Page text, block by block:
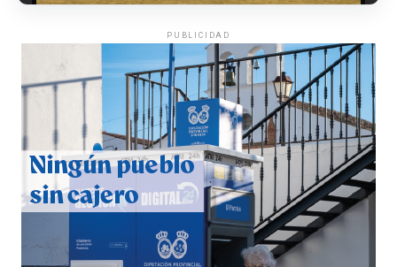
QUINTA CORRIDA DE LAS FIESTAS COLOMBINAS
2026
hace 5 días·Huelvatv
PUBLICIDAD